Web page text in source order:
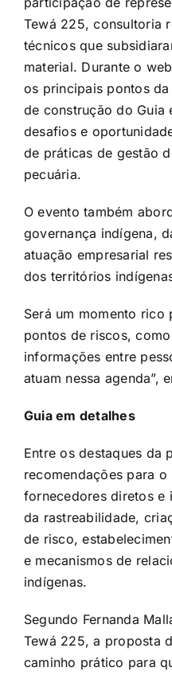
Tewá 225, consultoria
técnicos que
material. Durante o
os principais pontos
de construção do Guia
desafios e
de práticas de gestão
pecuária.
O evento também
governança indígena,
atuação empresarial
dos territórios
Será um momento rico
pontos de riscos,
informações entre
atuam nessa agenda”,
Guia em detalhes
Entre os destaques da
recomendações para
fornecedores diretos e
da rastreabilidade,
de risco,
e mecanismos de
indígenas.
Segundo Fernanda
Tewá 225, a proposta
caminho prático para